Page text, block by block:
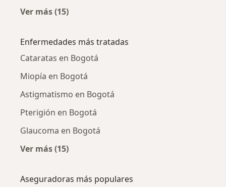
Ver más (15)
Enfermedades más tratadas
Cataratas en Bogotá
Miopía en Bogotá
Astigmatismo en Bogotá
Pterigión en Bogotá
Glaucoma en Bogotá
Ver más (15)
Aseguradoras más populares